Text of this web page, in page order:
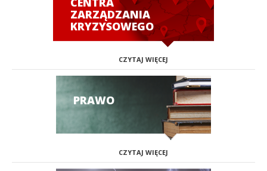
ZARZĄDZANIA
KRYZYSOWEGO
CZYTAJ WIĘCEJ
PRAWO
CZYTAJ WIĘCEJ